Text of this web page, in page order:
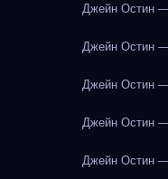
Джейн Остин —
Джейн Остин —
Джейн Остин —
Джейн Остин —
Джейн Остин —